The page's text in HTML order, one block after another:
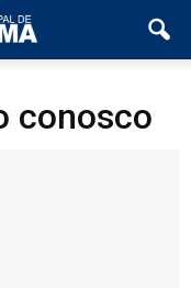
conosco